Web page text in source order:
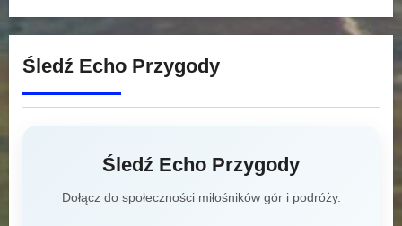
Śledź Echo Przygody
Śledź Echo Przygody
Dołącz do społeczności miłośników gór i podróży.